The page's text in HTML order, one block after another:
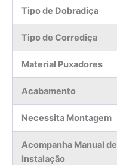
Tipo de Dobradiça
Tipo de Corrediça
Material Puxadores
Acabamento
Necessita Montagem
Acompanha Manual de
Instalação